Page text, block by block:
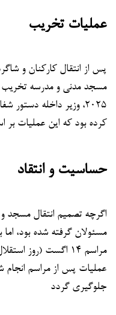
عملیات تخریب
مسجد مدنی و مدرسه تخریب
۲۰۲۵، وزیر داخله
کرده بود که این عملیات بر
حساسیت و انتقاد
اگرچه تصمیم انتقال مسجد
مسئولان گرفته شده بود،
مراسم ۱۴ اگست (روز
عملیات پس از مراسم انجام
جلوگیری گردد